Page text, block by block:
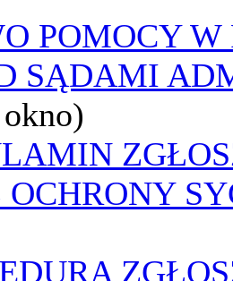
POMOCY
SĄDAMI
OCHRONY